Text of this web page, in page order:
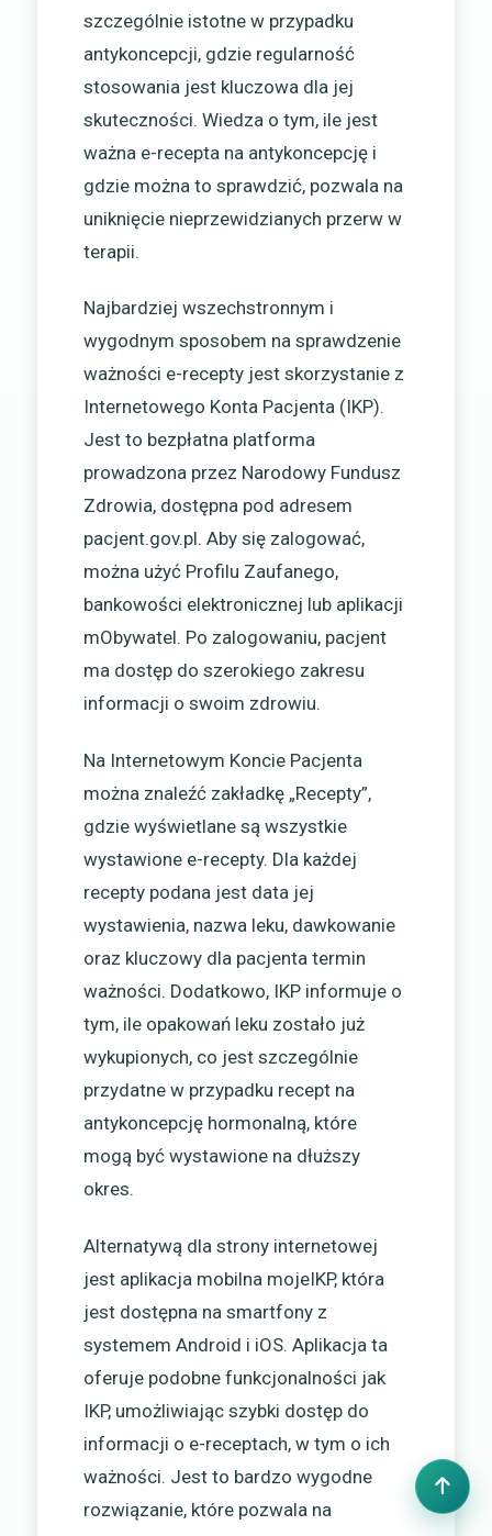
szczególnie istotne w przypadku
antykoncepcji, gdzie regularność
stosowania jest kluczowa dla jej
skuteczności. Wiedza o tym, ile jest
ważna e-recepta na antykoncepcję i
gdzie można to sprawdzić, pozwala na
uniknięcie nieprzewidzianych przerw w
terapii.
Najbardziej wszechstronnym i
wygodnym sposobem na sprawdzenie
ważności e-recepty jest skorzystanie z
Internetowego Konta Pacjenta (IKP).
Jest to bezpłatna platforma
prowadzona przez Narodowy Fundusz
Zdrowia, dostępna pod adresem
pacjent.gov.pl. Aby się zalogować,
można użyć Profilu Zaufanego,
bankowości elektronicznej lub aplikacji
mObywatel. Po zalogowaniu, pacjent
ma dostęp do szerokiego zakresu
informacji o swoim zdrowiu.
Na Internetowym Koncie Pacjenta
można znaleźć zakładkę „Recepty”,
gdzie wyświetlane są wszystkie
wystawione e-recepty. Dla każdej
recepty podana jest data jej
wystawienia, nazwa leku, dawkowanie
oraz kluczowy dla pacjenta termin
ważności. Dodatkowo, IKP informuje o
tym, ile opakowań leku zostało już
wykupionych, co jest szczególnie
przydatne w przypadku recept na
antykoncepcję hormonalną, które
mogą być wystawione na dłuższy
okres.
Alternatywą dla strony internetowej
jest aplikacja mobilna mojeIKP, która
jest dostępna na smartfony z
systemem Android i iOS. Aplikacja ta
oferuje podobne funkcjonalności jak
IKP, umożliwiając szybki dostęp do
informacji o e-receptach, w tym o ich
ważności. Jest to bardzo wygodne
rozwiązanie, które pozwala na